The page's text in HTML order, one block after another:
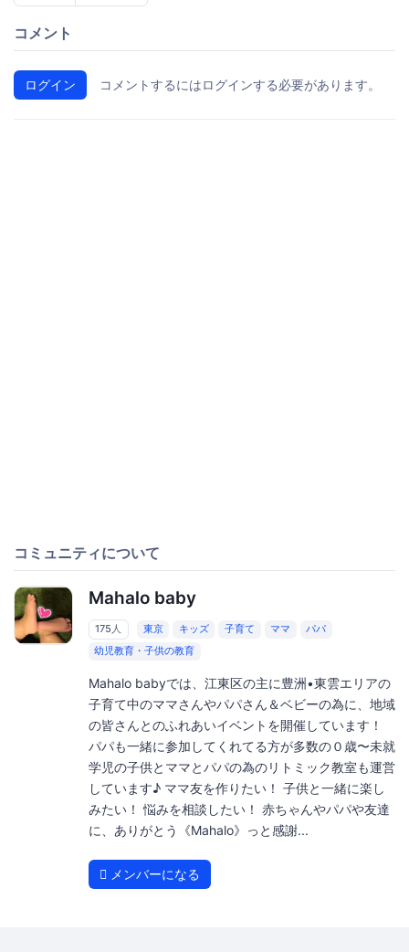
コメント
ログイン コメントするにはログインする必要があります。
コミュニティについて
Mahalo baby
175人 東京 キッズ 子育て ママ
パパ
幼児教育・子供の教育
Mahalo babyでは、江東区の主に豊洲•東雲エリアの
子育て中のママさんやパパさん＆ベビーの為に、地域
の皆さんとのふれあいイベントを開催しています！
パパも一緒に参加してくれてる方が多数の０歳〜未就
学児の子供とママとパパの為のリトミック教室も運営
しています♪ ママ友を作りたい！ 子供と一緒に楽し
みたい！ 悩みを相談したい！ 赤ちゃんやパパや友達
に、ありがとう《Mahalo》っと感謝...
メンバーになる